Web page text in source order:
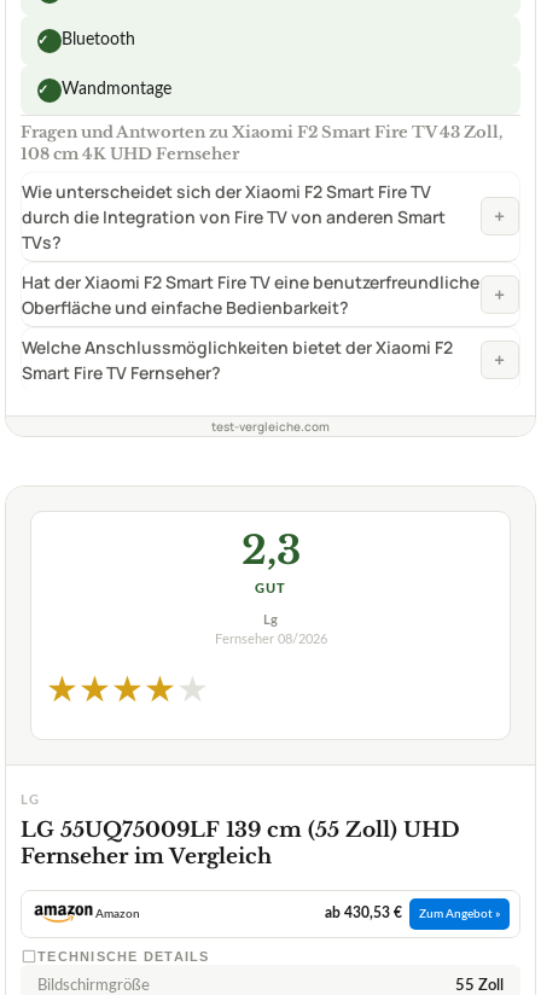
✓ Bluetooth
✓ Wandmontage
Fragen und Antworten zu Xiaomi F2 Smart Fire TV 43 Zoll,
108 cm 4K UHD Fernseher
Wie unterscheidet sich der Xiaomi F2 Smart Fire TV
durch die Integration von Fire TV von anderen Smart
TVs?
+
Hat der Xiaomi F2 Smart Fire TV eine benutzerfreundliche
Oberfläche und einfache Bedienbarkeit?
+
Welche Anschlussmöglichkeiten bietet der Xiaomi F2
Smart Fire TV Fernseher?
+
test-vergleiche.com
2,3
GUT
Lg
Fernseher 08/2026
★★★★★
LG
LG 55UQ75009LF 139 cm (55 Zoll) UHD
Fernseher im Vergleich
Amazon ab 430,53 € Zum Angebot »
TECHNISCHE DETAILS
Bildschirmgröße 55 Zoll